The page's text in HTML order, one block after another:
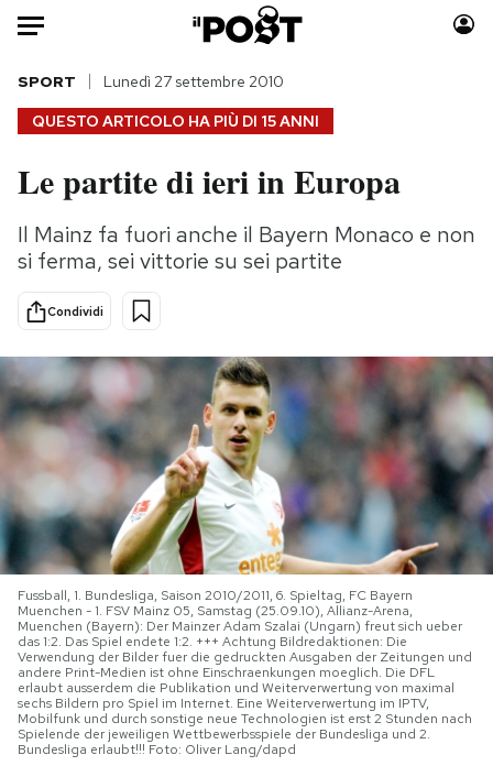
Auto
HOME
Italia
Politica
Internet
Cultura
Economia
Sport
Moda
Consumismi
Storie/Idee
Europa
Altrecose
Mondiali calcio 2026
PODCAST
NEWSLETTER
I MIEI PREFERITI
SHOP
QUESTO ARTICOLO HA PIÙ DI 15 ANNI
SPORT Lunedì 27 settembre 2010
Le partite di ieri in Europa
Il Mainz fa fuori anche il Bayern Monaco e non
si ferma, sei vittorie su sei partite
Condividi
Fussball, 1. Bundesliga, Saison 2010/2011, 6. Spieltag, FC Bayern
Muenchen - 1. FSV Mainz 05, Samstag (25.09.10), Allianz-Arena,
Muenchen (Bayern): Der Mainzer Adam Szalai (Ungarn) freut sich ueber
das 1:2. Das Spiel endete 1:2. +++ Achtung Bildredaktionen: Die
Verwendung der Bilder fuer die gedruckten Ausgaben der Zeitungen und
andere Print-Medien ist ohne Einschraenkungen moeglich. Die DFL
erlaubt ausserdem die Publikation und Weiterverwertung von maximal
sechs Bildern pro Spiel im Internet. Eine Weiterverwertung im IPTV,
Mobilfunk und durch sonstige neue Technologien ist erst 2 Stunden nach
Spielende der jeweiligen Wettbewerbsspiele der Bundesliga und 2.
Bundesliga erlaubt!!! Foto: Oliver Lang/dapd